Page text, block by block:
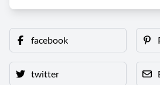
facebook
twitter